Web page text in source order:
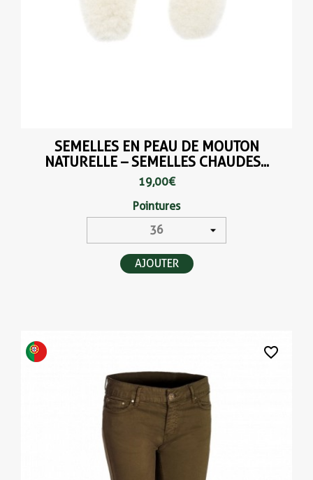
SEMELLES EN PEAU DE MOUTON
NATURELLE – SEMELLES CHAUDES...
19,00 €
Pointures
AJOUTER
favorite_border